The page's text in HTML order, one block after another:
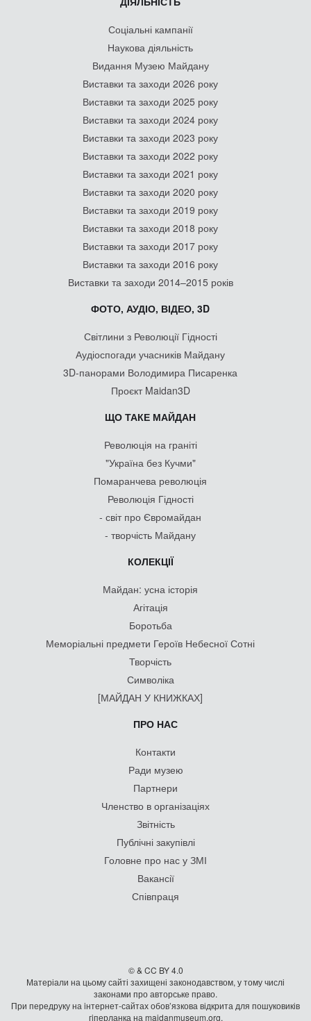
Соціальні кампанії
Наукова діяльність
Видання Музею Майдану
Виставки та заходи 2026 року
Виставки та заходи 2025 року
Виставки та заходи 2024 року
Виставки та заходи 2023 року
Виставки та заходи 2022 року
Виставки та заходи 2021 року
Виставки та заходи 2020 року
Виставки та заходи 2019 року
Виставки та заходи 2018 року
Виставки та заходи 2017 року
Виставки та заходи 2016 року
Виставки та заходи 2014–2015 років
ФОТО, АУДІО, ВІДЕО, 3D
Світлини з Революції Гідності
Аудіоспогади учасників Майдану
3D-панорами Володимира Писаренка
Проєкт Maidan3D
ЩО ТАКЕ МАЙДАН
Революція на граніті
"Україна без Кучми"
Помаранчева революція
Революція Гідності
- світ про Євромайдан
- творчість Майдану
КОЛЕКЦІЇ
Майдан: усна історія
Агітація
Боротьба
Меморіальні предмети Героїв Небесної Сотні
Творчість
Символіка
[МАЙДАН У КНИЖКАХ]
ПРО НАС
Контакти
Ради музею
Партнери
Членство в організаціях
Звітність
Публічні закупівлі
Головне про нас у ЗМІ
Вакансії
Співпраця
© & CC BY 4.0
Матеріали на цьому сайті захищені законодавством, у тому числі
законами про авторське право.
При передруку на iнтернет-сайтах обов’язкова відкрита для пошуковиків
гiперланка на maidanmuseum.org.